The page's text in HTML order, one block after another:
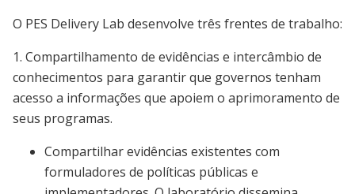
O PES Delivery Lab desenvolve três frentes de trabalho:
1. Compartilhamento de evidências e intercâmbio de
conhecimentos para garantir que governos tenham
acesso a informações que apoiem o aprimoramento de
seus programas.
Compartilhar evidências existentes com
formuladores de políticas públicas e